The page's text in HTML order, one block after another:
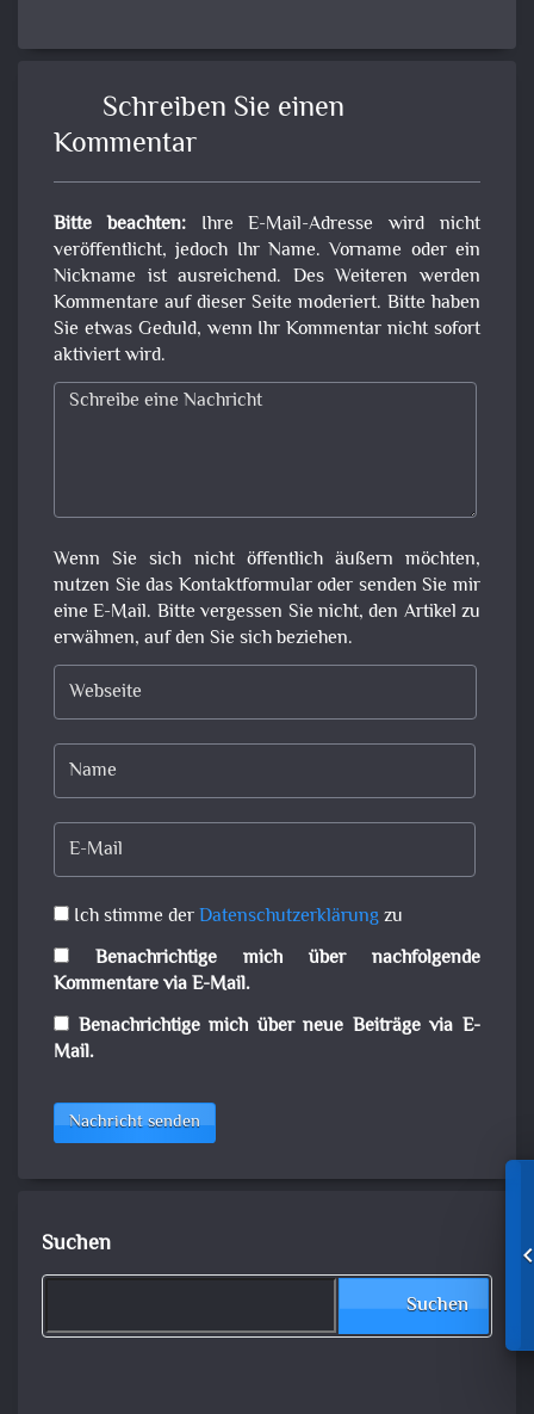
Schreiben Sie einen
Kommentar
Bitte beachten:Ihre E-Mail-Adresse wird nicht
veröffentlicht, jedoch Ihr Name. Vorname oder ein
Nickname ist ausreichend. Des Weiteren werden
Kommentare auf dieser Seite moderiert. Bitte haben
Sie etwas Geduld, wenn Ihr Kommentar nicht sofort
aktiviert wird.
Wenn Sie sich nicht öffentlich äußern möchten,
nutzen Sie das Kontaktformular oder senden Sie mir
eine E-Mail. Bitte vergessen Sie nicht, den Artikel zu
erwähnen, auf den Sie sich beziehen.
Ich stimme derDatenschutzerklärungzu
Benachrichtige mich über nachfolgende
Kommentare via E-Mail.
Benachrichtige mich über neue Beiträge via E-
Mail.
Nachricht senden
Suchen
Suchen